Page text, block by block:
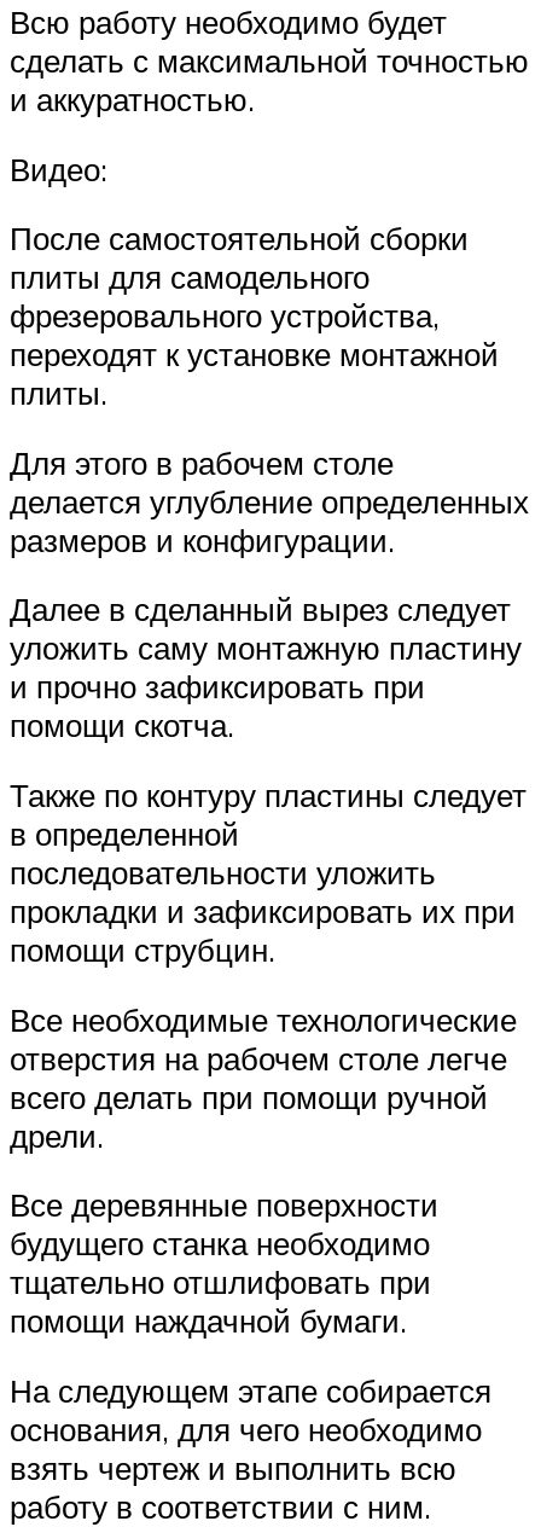
Всю работу необходимо будет
сделать с максимальной точностью
и аккуратностью.
Видео:
После самостоятельной сборки
плиты для самодельного
фрезеровального устройства,
переходят к установке монтажной
плиты.
Для этого в рабочем столе
делается углубление определенных
размеров и конфигурации.
Далее в сделанный вырез следует
уложить саму монтажную пластину
и прочно зафиксировать при
помощи скотча.
Также по контуру пластины следует
в определенной
последовательности уложить
прокладки и зафиксировать их при
помощи струбцин.
Все необходимые технологические
отверстия на рабочем столе легче
всего делать при помощи ручной
дрели.
Все деревянные поверхности
будущего станка необходимо
тщательно отшлифовать при
помощи наждачной бумаги.
На следующем этапе собирается
основания, для чего необходимо
взять чертеж и выполнить всю
работу в соответствии с ним.